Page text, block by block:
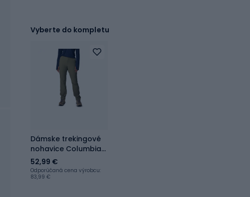
Vyberte do kompletu
Dámske trekingové
nohavice Columbia
Leslie Falls Pant II
stone green
52,99 €
Odporúčaná cena výrobcu:
83,99 €